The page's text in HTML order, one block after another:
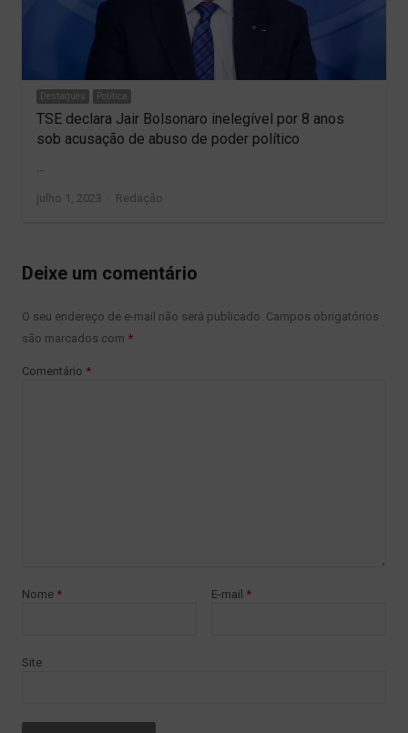
Destaques Política
TSE declara Jair Bolsonaro inelegível por 8 anos
sob acusação de abuso de poder político
julho 1, 2023 Author
Redação
Deixe um comentário
O seu endereço de e-mail não será publicado. Campos obrigatórios
são marcados com *
Comentário *
Nome * E-mail *
Site